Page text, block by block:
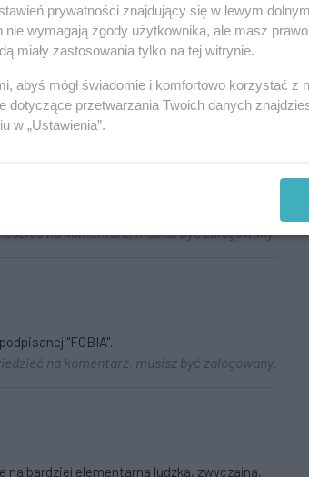
jeszcze lepiej zwalić to wszystko do
na komentarz, musisz być zalogowany.
na komentarz, musisz być zalogowany.
"FOBIA".
na komentarz, musisz być zalogowany.
najbardziej elementarna ludzka, zwyczajna,
prywatności znajdujący się w lewym
nie wymagają zgody użytkownika, ale masz
miały zastosowania tylko na tej witrynie.
abyś mógł świadomie i komfortowo korzystać z
dotyczące przetwarzania Twoich danych
w „Ustawienia”.